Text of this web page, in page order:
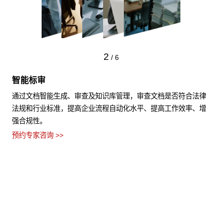
2 / 6
智能标审
通过文档智能生成、审查及知识库管理，审查文档是否符合法律
法规和行业标准，提高企业流程自动化水平、提高工作效率、增
强合规性。
预约专家咨询 >>